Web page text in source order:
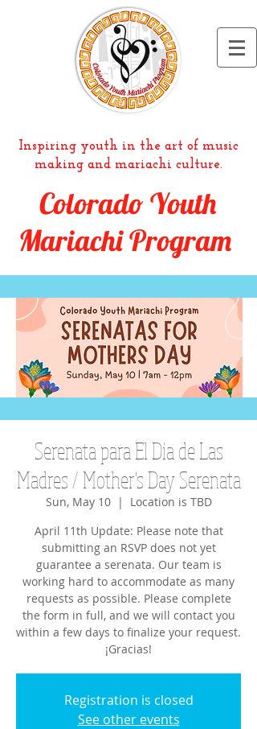
Inspiring youth in the art of music
making and mariachi culture.
Colorado Youth
Mariachi Program
Serenata para El Dia de Las
Madres / Mother's Day Serenata
Sun, May 10
  |
Location is TBD
April 11th Update: Please note that
submitting an RSVP does not yet
guarantee a serenata. Our team is
working hard to accommodate as many
requests as possible. Please complete
the form in full, and we will contact you
within a few days to finalize your request.
¡Gracias!
Registration is closed
See other events